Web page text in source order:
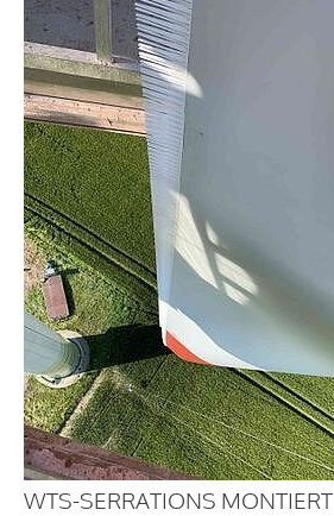
WTS-SERRATIONS MONTIERT